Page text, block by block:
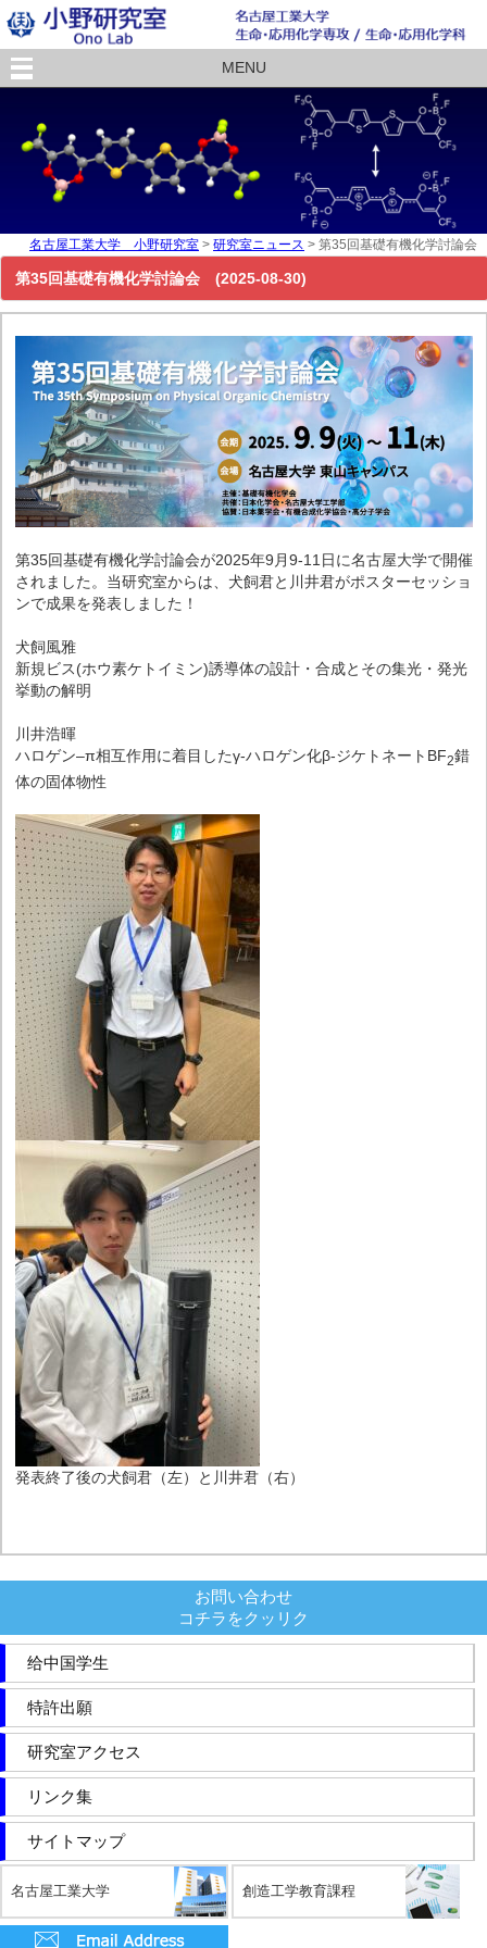
MENU
名古屋工業大学 小野研究室 >研究室ニュース >第35回基礎有機化学討論会
第35回基礎有機化学討論会 (2025-08-30)
第35回基礎有機化学討論会が2025年9月9-11日に名古屋大学で開催
されました。当研究室からは、犬飼君と川井君がポスターセッショ
ンで成果を発表しました！
犬飼風雅
新規ビス(ホウ素ケトイミン)誘導体の設計・合成とその集光・発光
挙動の解明
川井浩暉
ハロゲン–π相互作用に着目したγ-ハロゲン化β-ジケトネートBF2錯
体の固体物性
発表終了後の犬飼君（左）と川井君（右）
お問い合わせ
コチラをクッリク
给中国学生
特許出願
研究室アクセス
リンク集
サイトマップ
名古屋工業大学 創造工学教育課程